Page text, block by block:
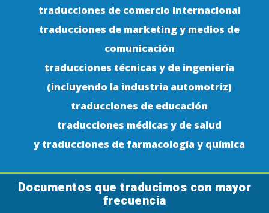
traducciones de comercio internacional
traducciones de marketing y medios de
comunicación
traducciones técnicas y de ingeniería
(incluyendo la industria automotriz)
traducciones de educación
traducciones médicas y de salud
y traducciones de farmacología y química
Documentos que traducimos con mayor
frecuencia